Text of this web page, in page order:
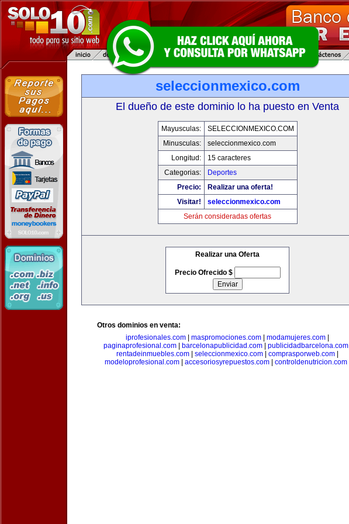
seleccionmexico.com
El dueño de este dominio lo ha puesto en Venta
Mayusculas:
SELECCIONMEXICO.COM
Minusculas:
seleccionmexico.com
Longitud:
15 caracteres
Categorias:
Deportes
Precio:
Realizar una oferta!
Visitar!
seleccionmexico.com
Serán consideradas ofertas
Realizar una Oferta
Precio Ofrecido $
Otros dominios en venta:
iprofesionales.com
maspromociones.com modamujeres.com
paginaprofesional.com| barcelonapublicidad.com| publicidadbarcelona.com|
rentadeinmuebles.com
seleccionmexico.com comprasporweb.com
modeloprofesional.com| accesoriosyrepuestos.com| controldenutricion.com|